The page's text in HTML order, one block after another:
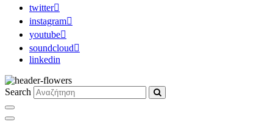
twitter
instagram
youtube
soundcloud
linkedin
Search